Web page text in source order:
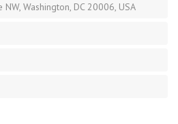
Washington, DC 20006, USA